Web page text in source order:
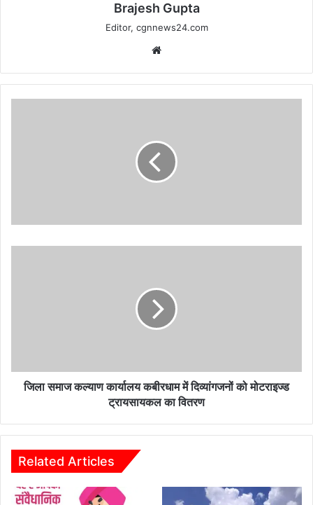
Brajesh Gupta
Editor, cgnnews24.com
मोटराइज्ड
ट्रायसायकल
जिला समाज कल्याण कार्यालय कबीरधाम में दिव्यांगजनों को मोटराइज्ड
ट्रायसायकल का वितरण
Related Articles